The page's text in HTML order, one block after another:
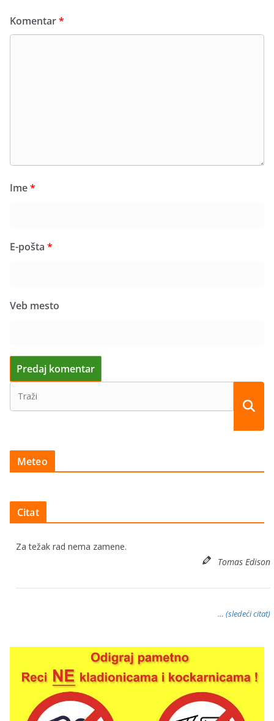
Komentar*
Ime*
E-pošta *
Veb mesto
Meteo
Citat
Za težak rad nema zamene.
Tomas Edison
… (sledeći citat)